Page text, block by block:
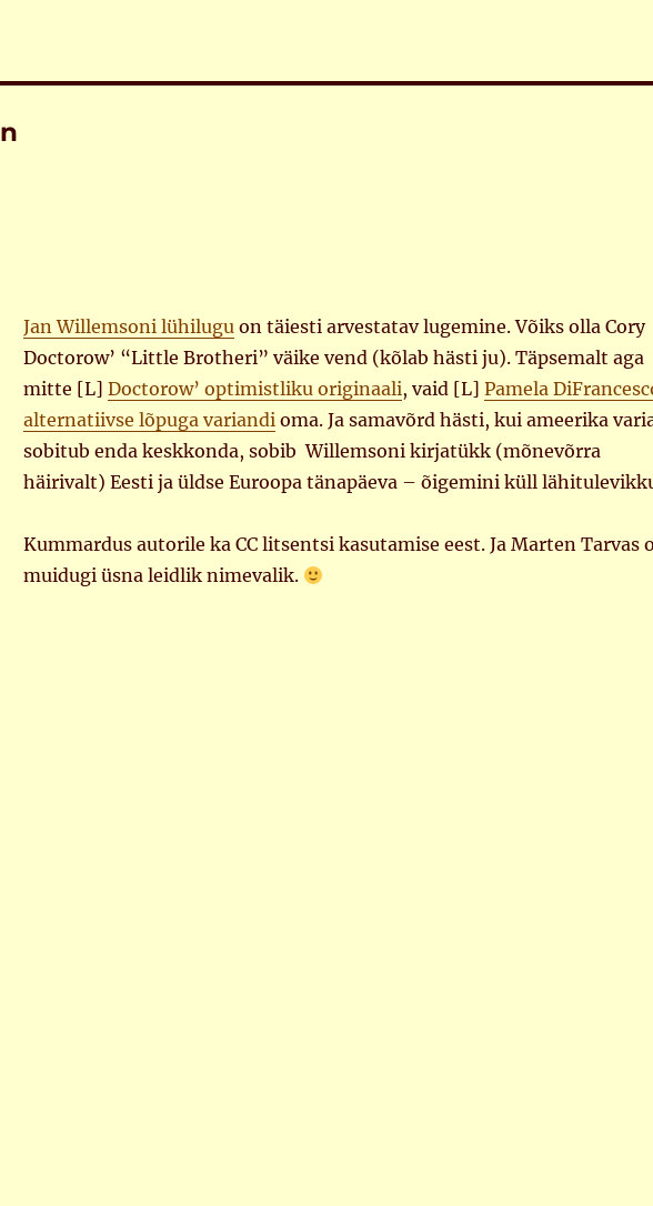
Jan Willemsoni lühiluguon täiesti arvestatav lugemine. Võiks olla Cory
Doctorow’ “Little Brotheri” väike vend (kõlab hästi ju). Täpsemalt aga
mitte [L] Doctorow’ optimistliku originaali, vaid [L] Pamela
alternatiivse lõpuga variandioma. Ja samavõrd hästi, kui ameerika
sobitub enda keskkonda, sobib Willemsoni kirjatükk (mõnevõrra
häirivalt) Eesti ja üldse Euroopa tänapäeva – õigemini küll
Kummardus autorile ka CC litsentsi kasutamise eest. Ja Marten Tarvas
muidugi üsna leidlik nimevalik.